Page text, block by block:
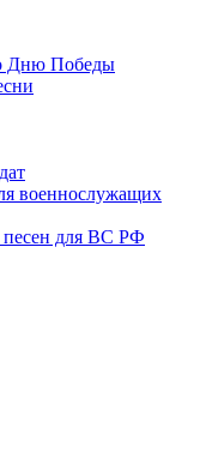
Дню Победы
военнослужащих
песен для ВС РФ